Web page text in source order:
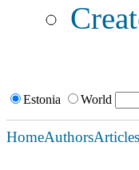
Estonia World
HomeAuthorsArticles